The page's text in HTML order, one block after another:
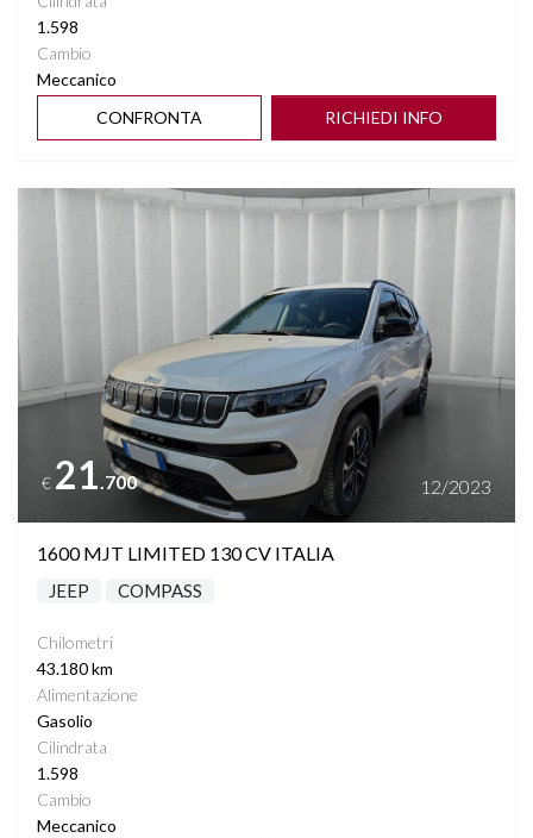
1.598
Cambio
Meccanico
CONFRONTA
RICHIEDI INFO
Vedi dettagli
€ 21.700 12/2023
1600 MJT LIMITED 130 CV ITALIA
JEEP COMPASS
Chilometri
43.180 km
Alimentazione
Gasolio
Cilindrata
1.598
Cambio
Meccanico